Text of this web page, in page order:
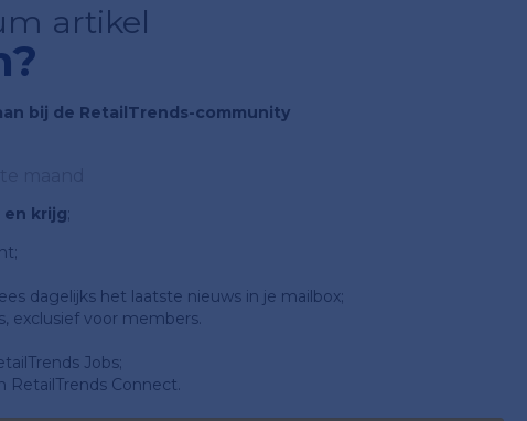
artikel
bij de RetailTrends-community
en krijg;
dagelijks het laatste nieuws in je mailbox;
exclusief voor members.
Jobs;
RetailTrends Connect.